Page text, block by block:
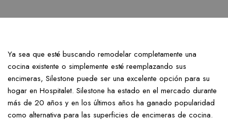
Ya sea que esté buscando remodelar completamente una
cocina existente o simplemente esté reemplazando sus
encimeras, Silestone puede ser una excelente opción para su
hogar en Hospitalet. Silestone ha estado en el mercado durante
más de 20 años y en los últimos años ha ganado popularidad
como alternativa para las superficies de encimeras de cocina.